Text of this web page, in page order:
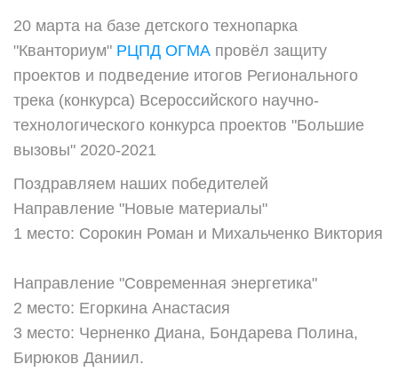
20 марта на базе детского технопарка
"Кванториум" РЦПД ОГМА провёл защиту
проектов и подведение итогов Регионального
трека (конкурса) Всероссийского научно-
технологического конкурса проектов "Большие
вызовы" 2020-2021
Поздравляем наших победителей
Направление "Новые материалы"
1 место: Сорокин Роман и Михальченко Виктория
Направление "Современная энергетика"
2 место: Егоркина Анастасия
3 место: Черненко Диана, Бондарева Полина,
Бирюков Даниил.